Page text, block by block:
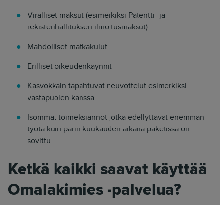
Viralliset maksut (esimerkiksi Patentti- ja
rekisterihallituksen ilmoitusmaksut)
Mahdolliset matkakulut
Erilliset oikeudenkäynnit
Kasvokkain tapahtuvat neuvottelut esimerkiksi
vastapuolen kanssa
Isommat toimeksiannot jotka edellyttävät enemmän
työtä kuin parin kuukauden aikana paketissa on
sovittu.
Ketkä kaikki saavat käyttää
Omalakimies -palvelua?